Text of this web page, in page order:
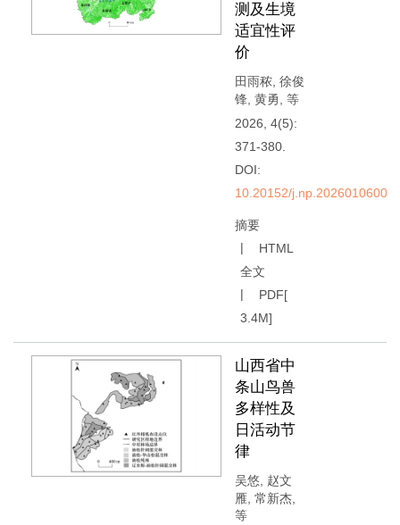
测及生境
适宜性评
价
田雨秾 徐俊
锋 黄勇 等
2026, 4(5):
371-380.
DOI:
10.20152/
摘要
HTML
全文
PDF[
3.4M]
山西省中
条山鸟兽
多样性及
日活动节
律
吴悠
赵文
雁 常新杰
等